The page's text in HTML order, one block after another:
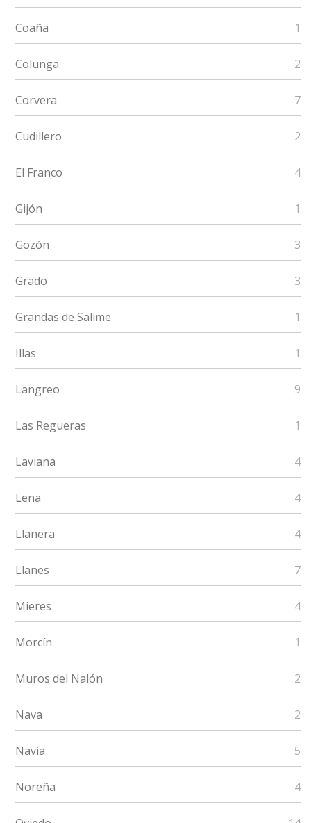
Coaña 1
Colunga 2
Corvera 7
Cudillero 2
El Franco 4
Gijón 1
Gozón 3
Grado 3
Grandas de Salime 1
Illas 1
Langreo 9
Las Regueras 1
Laviana 4
Lena 4
Llanera 4
Llanes 7
Mieres 4
Morcín 1
Muros del Nalón 2
Nava 2
Navia 5
Noreña 4